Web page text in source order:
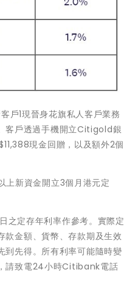
戶1現晉身花旗私人客戶業務
客戶透過手機開立Citigold銀
現金回贈，以及額外2個
上新資金開立3個月港元定
之定存年利率作參考。實際定
款金額、貨幣、存款期及生效
到先得。所有利率可能隨時變
請致電24小時Citibank電話